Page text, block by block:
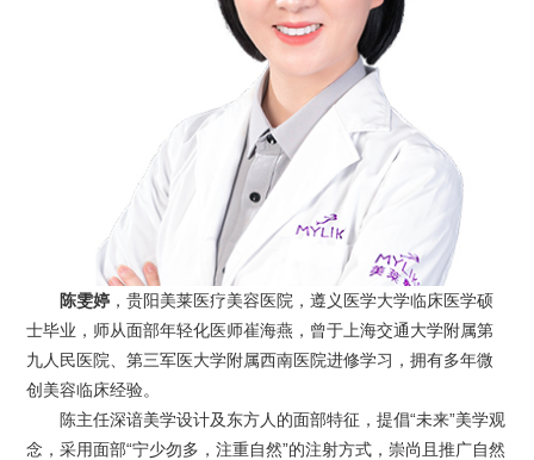
陈雯婷 ，贵阳美莱医疗美容医院，遵义医学大学临床医学硕
士毕业，师从面部年轻化医师崔海燕，曾于上海交通大学附属第
九人民医院、第三军医大学附属西南医院进修学习，拥有多年微
创美容临床经验。
陈主任深谙美学设计及东方人的面部特征，提倡“未来”美学观
念，采用面部“宁少勿多，注重自然”的注射方式，崇尚且推广自然